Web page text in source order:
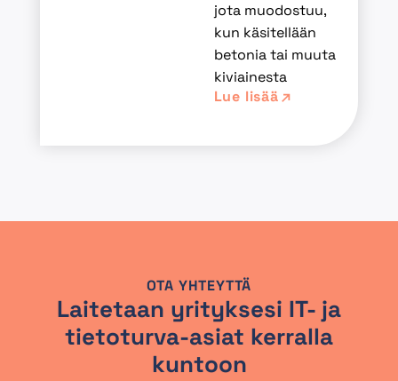
jota muodostuu,
kun käsitellään
betonia tai muuta
kiviainesta
Lue lisää
OTA YHTEYTTÄ
Laitetaan yrityksesi IT- ja
tietoturva-asiat kerralla
kuntoon